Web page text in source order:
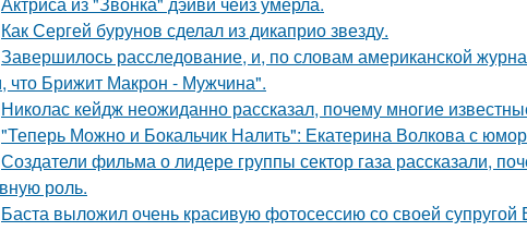
Как Сергей бурунов сделал из дикаприо звезду.
Завершилось расследование, и, по словам американской
что Брижит Макрон - Мужчина".
Николас кейдж неожиданно рассказал, почему многие
"Теперь Можно и Бокальчик Налить": Екатерина Волкова с
Создатели фильма о лидере группы сектор газа рассказали,
роль.
Баста выложил очень красивую фотосессию со своей супругой